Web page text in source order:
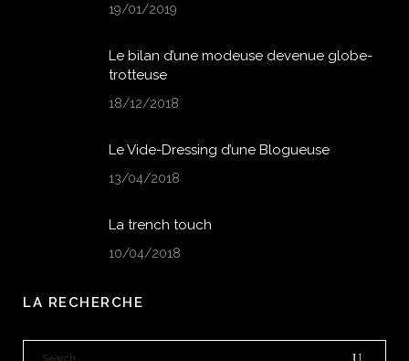
19/01/2019
Le bilan d’une modeuse devenue globe-
trotteuse
18/12/2018
Le Vide-Dressing d’une Blogueuse
13/04/2018
La trench touch
10/04/2018
LA RECHERCHE